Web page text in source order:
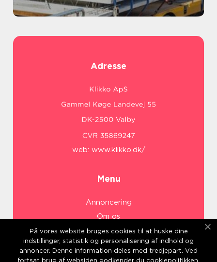
Adresse
web: www.klikko.dk/
Menu
Annoncering
Om os
Cookies
Kontakt os
Sitemap
På vores website bruges cookies til at huske dine
indstillinger, statistik og personalisering af indhold og
annoncer. Denne information deles med tredjepart. Ved
fortsat brug af websiden godkender du cookiepolitikken.